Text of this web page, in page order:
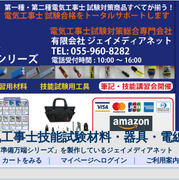
事士技能試験材料・器具・電
備万端シリーズ」を製作しているジェイメディアネット
カートをみる
マイページへログイン｜ ご利用案